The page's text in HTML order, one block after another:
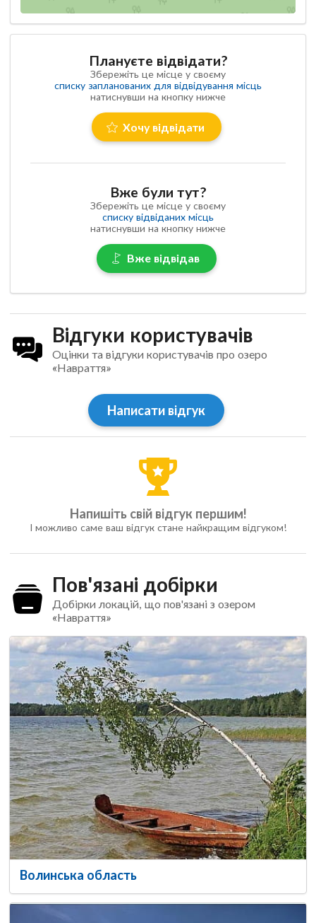
Плануєте відвідати?
Збережіть це місце у своєму
списку запланованих для відвідування місць
натиснувши на кнопку нижче
Хочу відвідати
Вже були тут?
Збережіть це місце у своєму
списку відвіданих місць
натиснувши на кнопку нижче
Вже відвідав
Відгуки користувачів
Оцінки та відгуки користувачів про озеро
«Навраття»
Написати відгук
Напишіть свій відгук першим!
І можливо саме ваш відгук стане найкращим відгуком!
Пов'язані добірки
Добірки локацій, що пов'язані з озером
«Навраття»
Волинська область